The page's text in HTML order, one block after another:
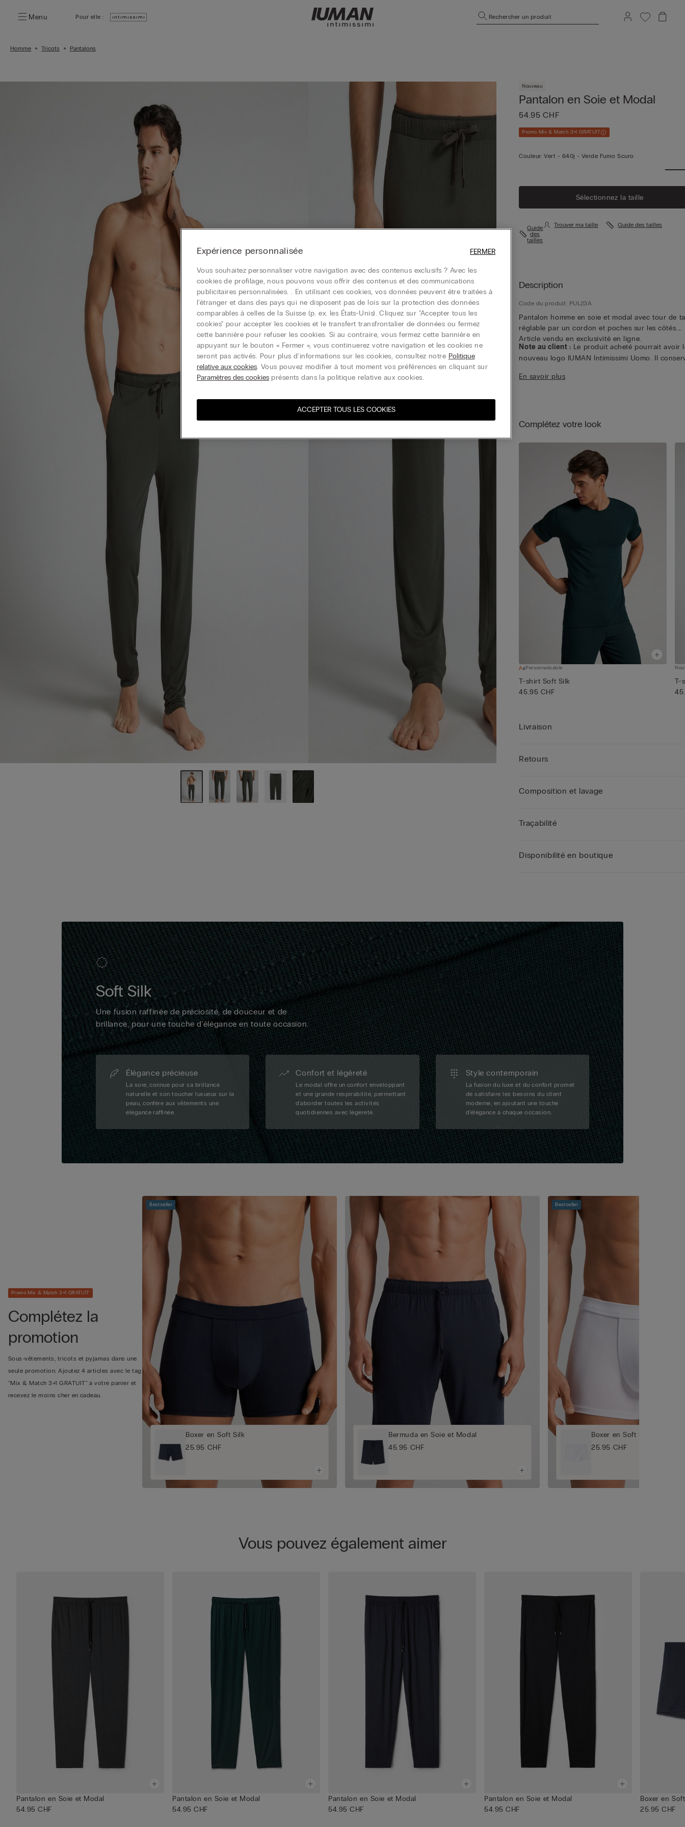
Menu Pour elle : Rechercher un produit
Homme Tricots Pantalons
Nouveau
Pantalon en Soie et Modal
54.95 CHF
Promo Mix & Match 3+1 GRATUIT
Couleur: Vert - 640j - Verde Fumo Scuro
Sélectionnez la taille
Guide
des
tailles
Trouver ma taille Guide des tailles
Description
Code du produit: PUL23A
Pantalon homme en soie et modal avec tour de
réglable par un cordon et poches sur les côtés.
Article vendu en exclusivité en ligne.
Note au client : Le produit acheté pourrait avoir
nouveau logo IUMAN Intimissimi Uomo. Il
et de finition que celui présenté sur cette page.
En savoir plus
Complétez votre look
Personnalisable
T-shirt Soft Silk
45.95 CHF
T-
Livraison
Retours
Composition et lavage
Traçabilité
Disponibilité en boutique
Soft Silk
Une fusion raffinée de préciosité, de douceur et de
brillance, pour une touche d'élégance en toute occasion.
Élégance précieuse
La soie, connue pour sa brillance
naturelle et son toucher luxueux sur la
peau, confère aux vêtements une
élégance raffinée.
Confort et légèreté
Le modal offre un confort enveloppant
et une grande respirabilité, permettant
d'aborder toutes les activités
quotidiennes avec légèreté.
Style contemporain
La fusion du luxe et du confort promet
de satisfaire les besoins du client
moderne, en ajoutant une touche
d'élégance à chaque occasion.
Promo Mix & Match 3+1 GRATUIT
Complétez la
promotion
Sous-vêtements, tricots et pyjamas dans une
seule promotion. Ajoutez 4 articles avec le tag
"Mix & Match 3+1 GRATUIT" à votre panier et
recevez le moins cher en cadeau.
Bestseller
Boxer en Soft Silk
25.95 CHF
Bermuda en Soie et Modal
45.95 CHF
Bestseller
Boxer en Soft Silk
25.95 CHF
Vous pouvez également aimer
Pantalon en Soie et Modal
54.95 CHF
Pantalon en Soie et Modal
54.95 CHF
Pantalon en Soie et Modal
54.95 CHF
Pantalon en Soie et Modal
54.95 CHF
Boxer en
25.95 CHF
Expérience personnalisée
Vous souhaitez personnaliser votre navigation avec des contenus exclusifs ? Avec les
cookies de profilage, nous pouvons vous offrir des contenus et des communications
publicitaires personnalisées. . En utilisant ces cookies, vos données peuvent être traitées à
l'étranger et dans des pays qui ne disposent pas de lois sur la protection des données
comparables à celles de la Suisse (p. ex. les États-Unis). Cliquez sur "Accepter tous les
cookies" pour accepter les cookies et le transfert transfrontalier de données ou fermez
cette bannière pour refuser les cookies. Si au contraire, vous fermez cette bannière en
appuyant sur le bouton « Fermer », vous continuerez votre navigation et les cookies ne
seront pas activés. Pour plus d'informations sur les cookies, consultez notre Politique
relative aux cookies. Vous pouvez modifier à tout moment vos préférences en cliquant sur
Paramètres des cookies présents dans la politique relative aux cookies.
ACCEPTER TOUS LES COOKIES
FERMER